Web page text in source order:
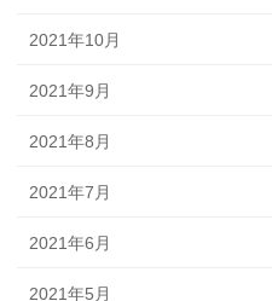
2021年10月
2021年9月
2021年8月
2021年7月
2021年6月
2021年5月